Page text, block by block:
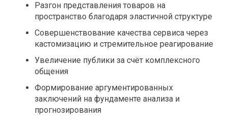
Разгон представления товаров на
пространство благодаря эластичной структуре
Совершенствование качества сервиса через
кастомизацию и стремительное реагирование
Увеличение публики за счёт комплексного
общения
Формирование аргументированных
заключений на фундаменте анализа и
прогнозирования